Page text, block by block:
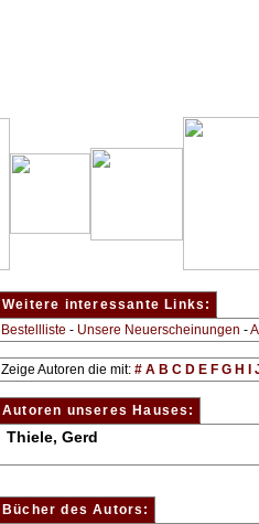
Weitere interessante Links:
Bestellliste - Unsere Neuerscheinungen -
Zeige Autoren die mit: # A B C D E F G H
Autoren unseres Hauses:
Thiele, Gerd
Bücher des Autors: